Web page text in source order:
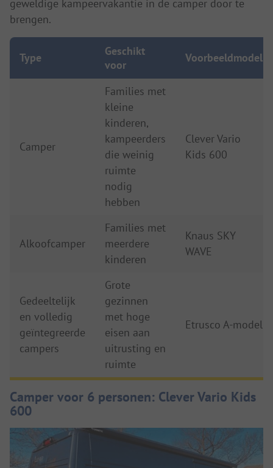
geweldige kampeervakantie in de camper door te
brengen.
Type
Geschikt
voor
Voorbeeldmodel
Camper
Families met
kleine
kinderen,
kampeerders
die weinig
ruimte
nodig
hebben
Clever Vario
Kids 600
Alkoofcamper
Families met
meerdere
kinderen
Knaus SKY
WAVE
Gedeeltelijk
en volledig
geïntegreerde
campers
Grote
gezinnen
met hoge
eisen aan
uitrusting en
ruimte
Etrusco A-model
Camper voor 6 personen: Clever Vario Kids
600